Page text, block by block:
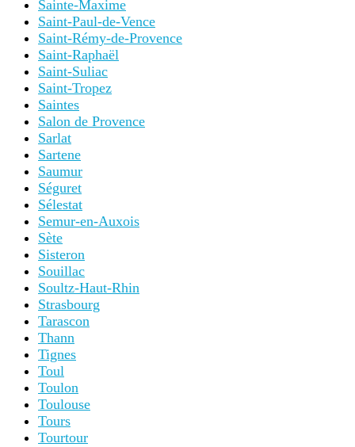
Sainte-Maxime
Saint-Paul-de-Vence
Saint-Rémy-de-Provence
Saint-Raphaël
Saint-Suliac
Saint-Tropez
Saintes
Salon de Provence
Sarlat
Sartene
Saumur
Séguret
Sélestat
Semur-en-Auxois
Sète
Sisteron
Souillac
Soultz-Haut-Rhin
Strasbourg
Tarascon
Thann
Tignes
Toul
Toulon
Toulouse
Tours
Tourtour